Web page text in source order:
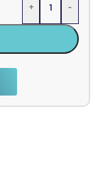
-
+